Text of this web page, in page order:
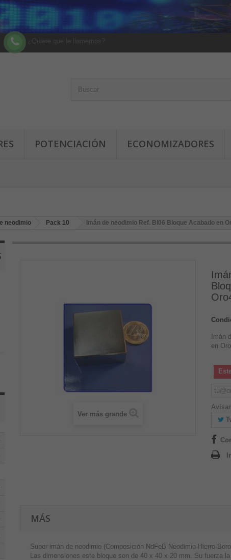
POTENCIACIÓN ECONOMIZADORES
neodimio Pack 10 Imán de neodimio Ref. Bl06 Bloque Acabado en
Ver más grande
Imán
en
MÁS
Super imán de neodimio (Composición NdFeB Neodimio-Hierro-
Las dimensiones este bloque son de 40 x 40 x 20 mm. Su fuerza